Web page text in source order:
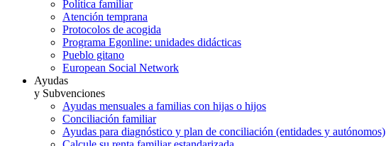
Política familiar
Atención temprana
Protocolos de acogida
Programa Egonline: unidades didácticas
Pueblo gitano
European Social Network
Ayudas
y Subvenciones
Ayudas mensuales a familias con hijas o hijos
Conciliación familiar
Ayudas para diagnóstico y plan de conciliación (entidades y autónomos)